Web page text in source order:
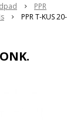
PPR
PPR T-KUS 20-